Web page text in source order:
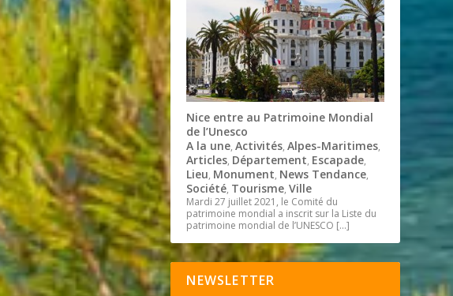
Nice entre au Patrimoine Mondial
de l’Unesco
A la une,Activités,Alpes-Maritimes,
Articles, Département, Escapade,
Lieu, Monument, News Tendance,
Société, Tourisme,Ville
Mardi 27 juillet 2021, le Comité du
patrimoine mondial a inscrit sur la Liste du
patrimoine mondial de l’UNESCO […]
NEWSLETTER